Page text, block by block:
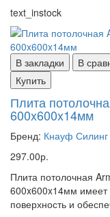
text_instock
В закладки В
Купить
Плита
600x600x14мм
Бренд: Кнауф
297.00р.
Плита потолочная
600x600x14мм имеет
поверхность и